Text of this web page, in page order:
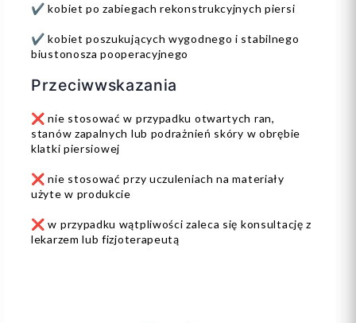
✔️ kobiet po zabiegach rekonstrukcyjnych piersi
✔️ kobiet poszukujących wygodnego i stabilnego
biustonosza pooperacyjnego
Przeciwwskazania
❌ nie stosować w przypadku otwartych ran,
stanów zapalnych lub podrażnień skóry w obrębie
klatki piersiowej
❌ nie stosować przy uczuleniach na materiały
użyte w produkcie
❌ w przypadku wątpliwości zaleca się konsultację z
lekarzem lub fizjoterapeutą